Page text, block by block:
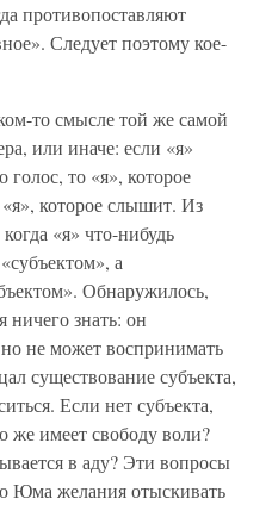
противопоставляют
Следует поэтому кое-
то смысле той же самой
или иначе: если «я»
то «я», которое
которое слышит. Из
«я» что-нибудь
а
Обнаружилось,
ничего знать: он
не может воспринимать
существование субъекта,
Если нет субъекта,
же имеет свободу воли?
в аду? Эти вопросы
Юма желания отыскивать